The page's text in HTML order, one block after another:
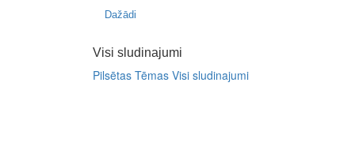
Dažādi
Visi sludinajumi
Pilsētas Tēmas Visi sludinajumi